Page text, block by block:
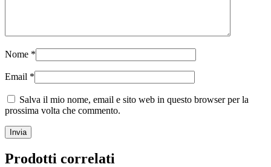
Nome *
Email *
Salva il mio nome, email e sito web in questo browser per la
prossima volta che commento.
Prodotti correlati